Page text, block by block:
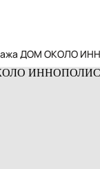
ДОМ ОКОЛО